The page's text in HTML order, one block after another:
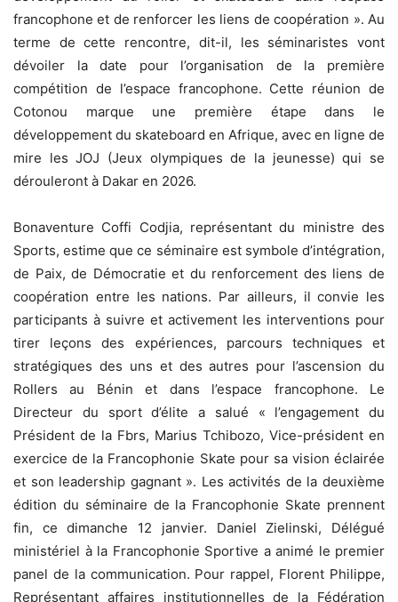
francophone et de renforcer les liens de coopération ». Au
terme de cette rencontre, dit-il, les séminaristes vont
dévoiler la date pour l’organisation de la première
compétition de l’espace francophone. Cette réunion de
Cotonou marque une première étape dans le
développement du skateboard en Afrique, avec en ligne de
mire les JOJ (Jeux olympiques de la jeunesse) qui se
dérouleront à Dakar en 2026.
Bonaventure Coffi Codjia, représentant du ministre des
Sports, estime que ce séminaire est symbole d’intégration,
de Paix, de Démocratie et du renforcement des liens de
coopération entre les nations. Par ailleurs, il convie les
participants à suivre et activement les interventions pour
tirer leçons des expériences, parcours techniques et
stratégiques des uns et des autres pour l’ascension du
Rollers au Bénin et dans l’espace francophone. Le
Directeur du sport d’élite a salué « l’engagement du
Président de la Fbrs, Marius Tchibozo, Vice-président en
exercice de la Francophonie Skate pour sa vision éclairée
et son leadership gagnant ». Les activités de la deuxième
édition du séminaire de la Francophonie Skate prennent
fin, ce dimanche 12 janvier. Daniel Zielinski, Délégué
ministériel à la Francophonie Sportive a animé le premier
panel de la communication. Pour rappel, Florent Philippe,
Représentant affaires institutionnelles de la Fédération